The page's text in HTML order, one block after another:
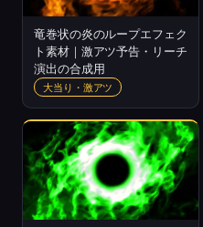
竜巻状の炎のループエフェク
ト素材｜激アツ予告・リーチ
演出の合成用
大当り・激アツ